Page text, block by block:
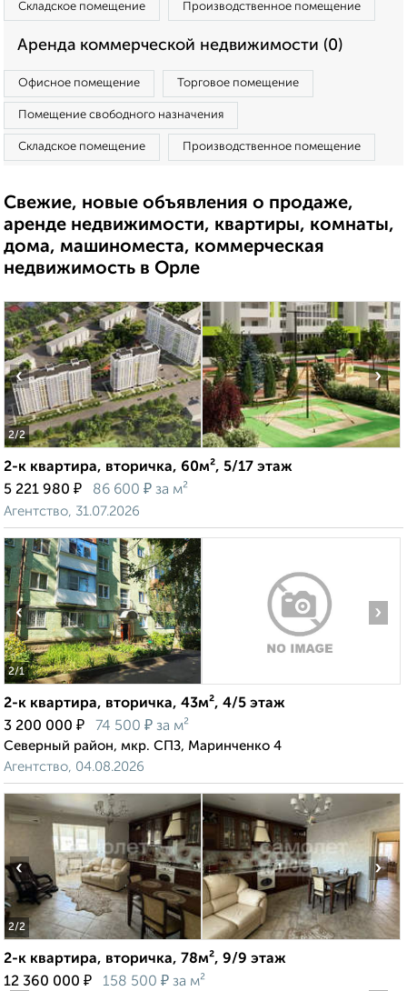
Складское помещение Производственное помещение
Аренда коммерческой недвижимости (0)
Офисное помещение Торговое помещение
Помещение свободного назначения
Складское помещение Производственное помещение
Свежие, новые объявления о продаже,
аренде недвижимости, квартиры, комнаты,
дома, машиноместа, коммерческая
недвижимость в Орле
2/2
‹ ›
2-к квартира, вторичка, 60м², 5/17 этаж
5 221 980 ₽ 86 600 ₽ за м²
Агентство, 31.07.2026
2/1
‹ ›
2-к квартира, вторичка, 43м², 4/5 этаж
3 200 000 ₽ 74 500 ₽ за м²
Северный район, мкр. СПЗ, Маринченко 4
Агентство, 04.08.2026
2/2
‹ ›
2-к квартира, вторичка, 78м², 9/9 этаж
12 360 000 ₽ 158 500 ₽ за м²